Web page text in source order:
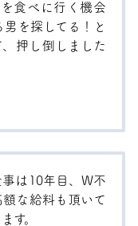
食べに行く機会
を探してる！と
押し倒しました
は10年目、W不
な給料も頂いて
す。